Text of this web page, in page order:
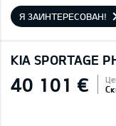
Я ЗАИНТЕРЕСОВАН!
KIA SPORTAGE
40 101 €